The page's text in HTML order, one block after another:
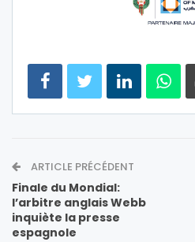
ARTICLE PRÉCÉDENT
Finale du Mondial:
l’arbitre anglais Webb
inquiète la presse
espagnole